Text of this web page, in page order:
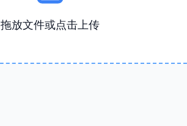
拖放文件或点击上传